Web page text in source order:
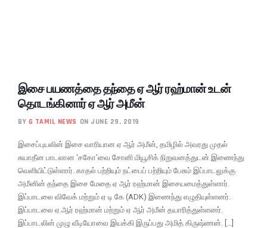
இசை பயணத்தை தந்தை ஏ ஆர் ரஹ்மான் உடன்
தொடங்கினார் ஏ ஆர் அமீன்
BY G TAMIL NEWS ON JUNE 29, 2019
இசைப்புயலின் இசை வாரியான ஏ ஆர் அமீன், தமிழில் அவரது முதல்
சுயாதீன பாடலான ‘சகோ’வை சோனி மியூசிக் நிறுவனத்துடன் இணைந்து
வெளியிட்டுள்ளார். காதல் பற்றியும் நட்பைப் பற்றியும் பேசும் இப்பாடலுக்கு
அமீனின் தந்தை இசை மேதை ஏ ஆர் ரஹ்மான் இசையமைத்துள்ளார்.
இப்பாடலை விவேக் மற்றும் ஏ டி கே (ADK) இணைந்து எழுதியுள்ளனர்.
இப்பாடலை ஏ.ஆர் ரஹ்மான் மற்றும் ஏ ஆர் அமீன் தயாரித்துள்ளனர்.
இப்பாடலின் முழு வீடியோவை இயக்கி இருப்பது அமித் கிருஷ்ணன். […]